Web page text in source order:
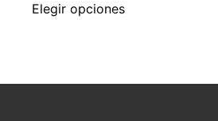
Elegir opciones